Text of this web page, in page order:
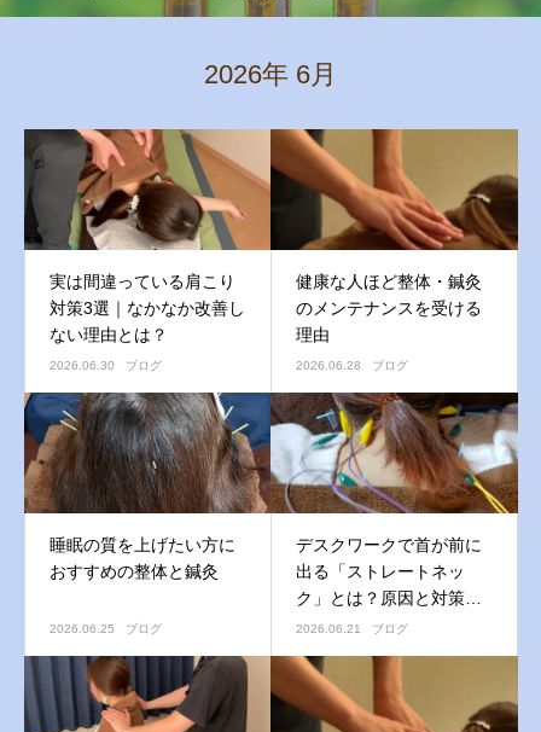
2026年 6月
実は間違っている肩こり
対策3選｜なかなか改善し
ない理由とは？
2026.06.30 ブログ
健康な人ほど整体・鍼灸
のメンテナンスを受ける
理由
2026.06.28 ブログ
睡眠の質を上げたい方に
おすすめの整体と鍼灸
2026.06.25 ブログ
デスクワークで首が前に
出る「ストレートネッ
ク」とは？原因と対策を
解説
2026.06.21 ブログ